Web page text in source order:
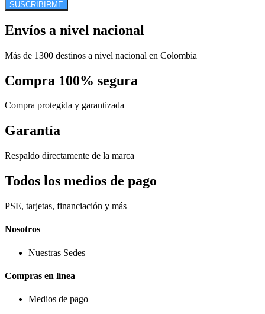
SUSCRIBIRME
Envíos a nivel nacional
Más de 1300 destinos a nivel nacional en Colombia
Compra 100% segura
Compra protegida y garantizada
Garantía
Respaldo directamente de la marca
Todos los medios de pago
PSE, tarjetas, financiación y más
Nosotros
Nuestras Sedes
Compras en línea
Medios de pago